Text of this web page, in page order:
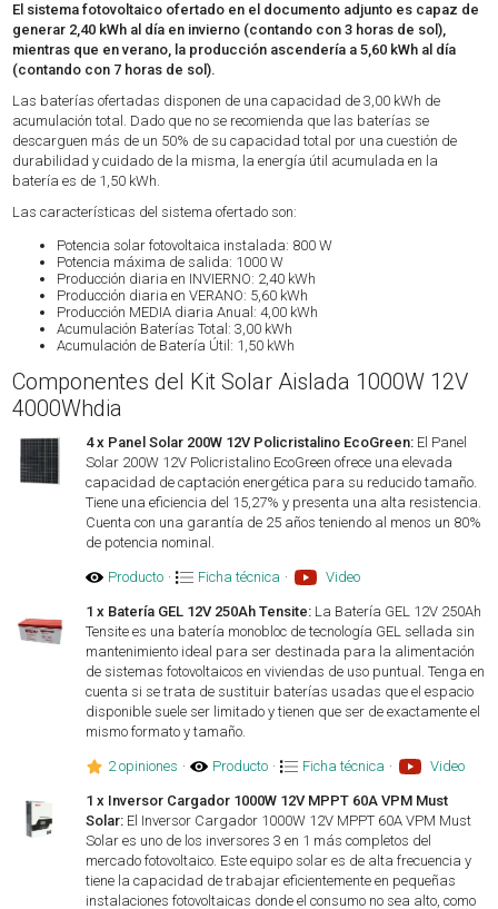
El sistema fotovoltaico ofertado en el documento adjunto es capaz de
generar 2,40 kWh al día en invierno (contando con 3 horas de sol),
mientras que en verano, la producción ascendería a 5,60 kWh al día
(contando con 7 horas de sol).
Las baterías ofertadas disponen de una capacidad de 3,00 kWh de
acumulación total. Dado que no se recomienda que las baterías se
descarguen más de un 50% de su capacidad total por una cuestión de
durabilidad y cuidado de la misma, la energía útil acumulada en la
batería es de 1,50 kWh.
Las características del sistema ofertado son:
Potencia solar fotovoltaica instalada: 800 W
Potencia máxima de salida: 1000 W
Producción diaria en INVIERNO: 2,40 kWh
Producción diaria en VERANO: 5,60 kWh
Producción MEDIA diaria Anual: 4,00 kWh
Acumulación Baterías Total: 3,00 kWh
Acumulación de Batería Útil: 1,50 kWh
Componentes del Kit Solar Aislada 1000W 12V
4000Whdia
4 x Panel Solar 200W 12V Policristalino EcoGreen: El Panel
Solar 200W 12V Policristalino EcoGreen ofrece una elevada
capacidad de captación energética para su reducido tamaño.
Tiene una eficiencia del 15,27% y presenta una alta resistencia.
Cuenta con una garantía de 25 años teniendo al menos un 80%
de potencia nominal.
Producto · Ficha técnica · Video
1 x Batería GEL 12V 250Ah Tensite: La Batería GEL 12V 250Ah
Tensite es una batería monobloc de tecnología GEL sellada sin
mantenimiento ideal para ser destinada para la alimentación
de sistemas fotovoltaicos en viviendas de uso puntual. Tenga en
cuenta si se trata de sustituir baterías usadas que el espacio
disponible suele ser limitado y tienen que ser de exactamente el
mismo formato y tamaño.
2 opiniones · Producto · Ficha técnica · Video
1 x Inversor Cargador 1000W 12V MPPT 60A VPM Must
Solar: El Inversor Cargador 1000W 12V MPPT 60A VPM Must
Solar es uno de los inversores 3 en 1 más completos del
mercado fotovoltaico. Este equipo solar es de alta frecuencia y
tiene la capacidad de trabajar eficientemente en pequeñas
instalaciones fotovoltaicas donde el consumo no sea alto, como